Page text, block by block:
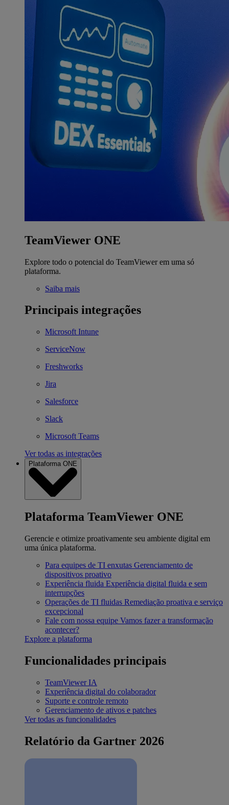
TeamViewer ONE
Explore todo o potencial do TeamViewer em uma só
plataforma.
Saiba mais
Principais integrações
Microsoft Intune
ServiceNow
Freshworks
Jira
Salesforce
Slack
Microsoft Teams
Ver todas as integrações
Plataforma ONE
Plataforma TeamViewer ONE
Gerencie e otimize proativamente seu ambiente digital em
uma única plataforma.
Para equipes de TI enxutas Gerenciamento de
dispositivos proativo
Experiência fluida Experiência digital fluida e sem
interrupções
Operações de TI fluidas Remediação proativa e serviço
excepcional
Fale com nossa equipe Vamos fazer a transformação
acontecer?
Explore a plataforma
Funcionalidades principais
TeamViewer IA
Experiência digital do colaborador
Suporte e controle remoto
Gerenciamento de ativos e patches
Ver todas as funcionalidades
Relatório da Gartner 2026